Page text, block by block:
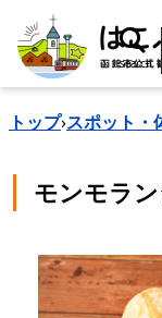
search
トップ›スポット・
モンモラン